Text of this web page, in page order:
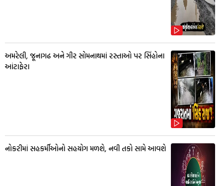
અમરેલી, જૂનાગઢ અને ગીર સોમનાથમાં રસ્તાઓ પર સિંહોના
આંટાફેરા
નોકરીમાં સહકર્મીઓનો સહયોગ મળશે, નવી તકો સામે આવશે